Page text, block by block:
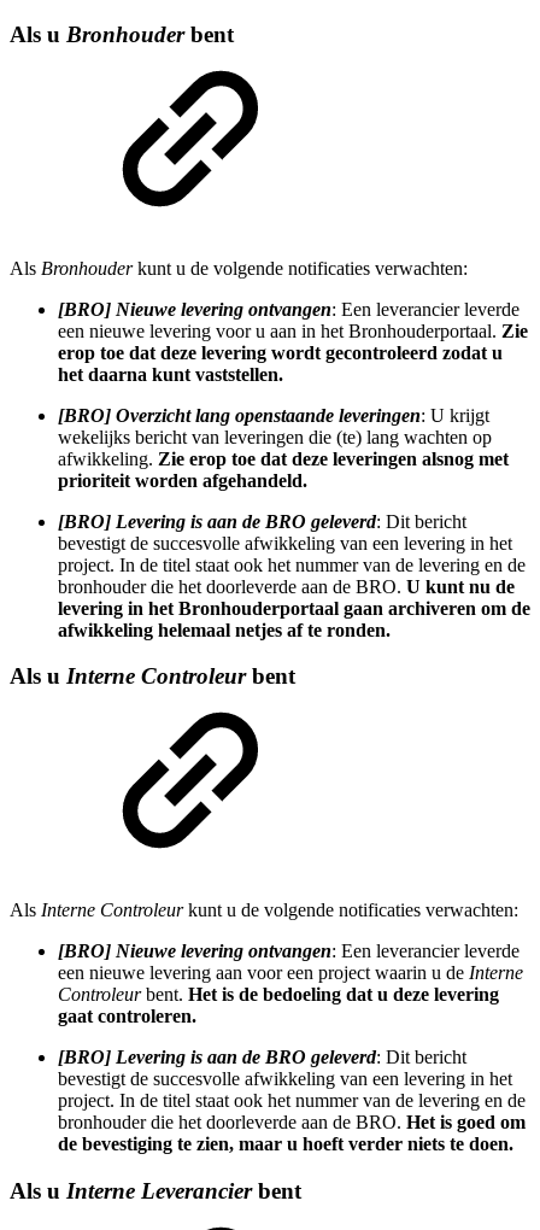
Als u Bronhouderbent
Als Bronhouderkunt u de volgende notificaties verwachten:
[BRO] Nieuwe levering ontvangen: Een leverancier leverde
een nieuwe levering voor u aan in het Bronhouderportaal. Zie
erop toe dat deze levering wordt gecontroleerd zodat u
het daarna kunt vaststellen.
[BRO] Overzicht lang openstaande leveringen: U krijgt
wekelijks bericht van leveringen die (te) lang wachten op
afwikkeling. Zie erop toe dat deze leveringen alsnog met
prioriteit worden afgehandeld.
[BRO] Levering is aan de BRO geleverd: Dit bericht
bevestigt de succesvolle afwikkeling van een levering in het
project. In de titel staat ook het nummer van de levering en de
bronhouder die het doorleverde aan de BRO. U kunt nu de
levering in het Bronhouderportaal gaan archiveren om de
afwikkeling helemaal netjes af te ronden.
Als u Interne Controleurbent
Als Interne Controleurkunt u de volgende notificaties verwachten:
[BRO] Nieuwe levering ontvangen: Een leverancier leverde
een nieuwe levering aan voor een project waarin u de Interne
Controleurbent. Het is de bedoeling dat u deze levering
gaat controleren.
[BRO] Levering is aan de BRO geleverd: Dit bericht
bevestigt de succesvolle afwikkeling van een levering in het
project. In de titel staat ook het nummer van de levering en de
bronhouder die het doorleverde aan de BRO. Het is goed om
de bevestiging te zien, maar u hoeft verder niets te doen.
Als u Interne Leverancierbent